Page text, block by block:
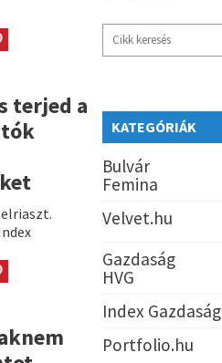
terjed a
KATEGÓRIÁK
Bulvár
Femina
Velvet.hu
Gazdaság
HVG
Index Gazdaság
Portfolio.hu